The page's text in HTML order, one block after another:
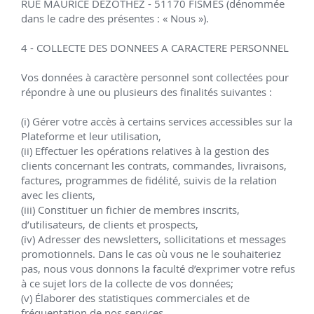
Point
relais
🔥 Offres du moment
Profitez de nos offres spéciales sur une sélection d’innovations IDASTUCE.